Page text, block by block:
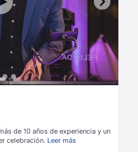
de 10 años de experiencia y un
celebración. Leer más